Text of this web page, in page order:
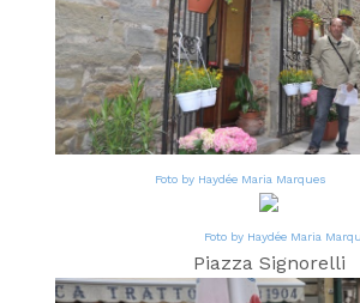
Foto by Haydée Maria Marques
Foto by Haydée Maria
Piazza Signorelli